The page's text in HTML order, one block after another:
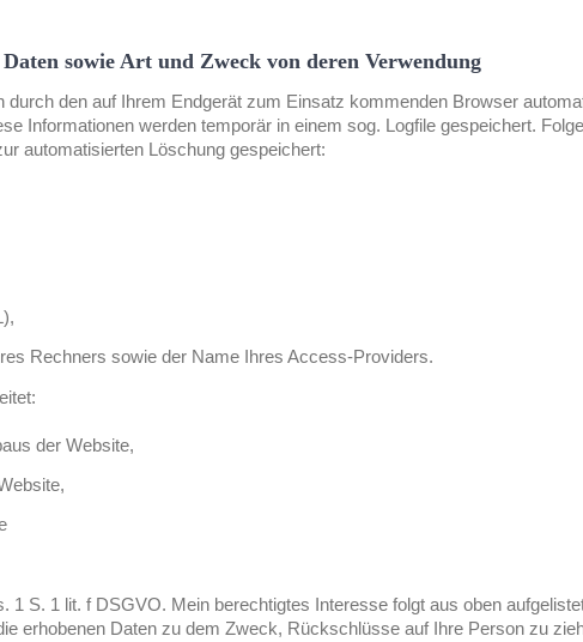
sowie Art und Zweck von deren Verwendung
durch den auf Ihrem Endgerät zum Einsatz kommenden Browser
Informationen werden temporär in einem sog. Logfile gespeichert.
automatisierten Löschung gespeichert:
Rechners sowie der Name Ihres Access-Providers.
der Website,
1 S. 1 lit. f DSGVO. Mein berechtigtes Interesse folgt aus oben
erhobenen Daten zu dem Zweck, Rückschlüsse auf Ihre Person zu